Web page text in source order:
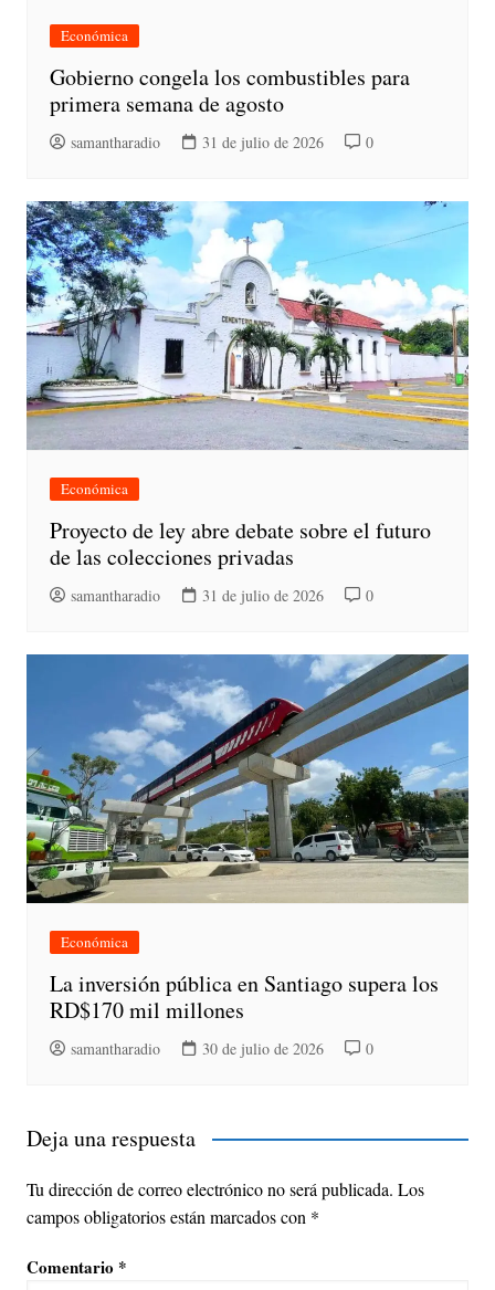
Económica
Gobierno congela los combustibles para
primera semana de agosto
samantharadio 31 de julio de 2026 0
Económica
Proyecto de ley abre debate sobre el futuro
de las colecciones privadas
samantharadio 31 de julio de 2026 0
Económica
La inversión pública en Santiago supera los
RD$170 mil millones
samantharadio 30 de julio de 2026 0
Deja una respuesta
Tu dirección de correo electrónico no será publicada. Los
campos obligatorios están marcados con *
Comentario *